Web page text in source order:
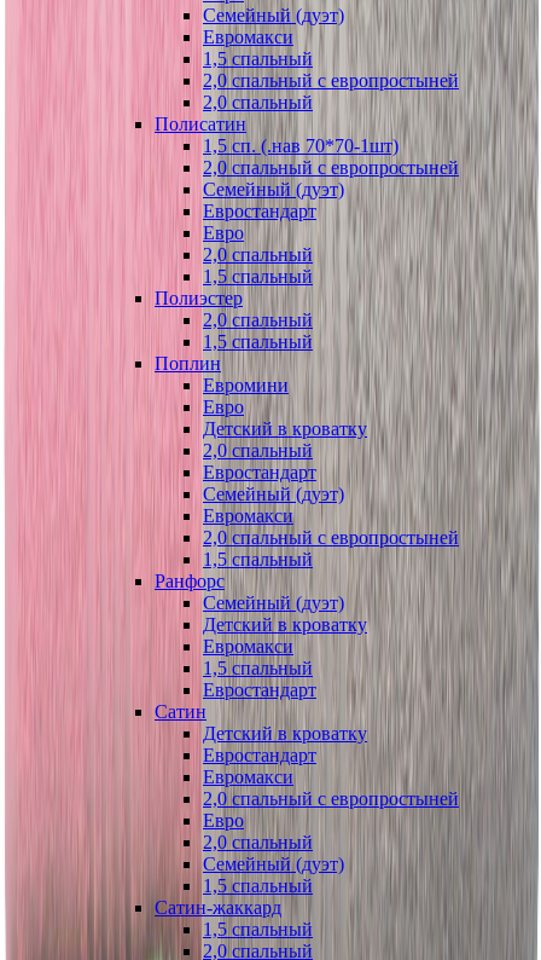
Семейный (дуэт)
Евромакси
1,5 спальный
2,0 спальный с европростыней
2,0 спальный
Полисатин
1,5 сп. (.нав 70*70-1шт)
2,0 спальный с европростыней
Семейный (дуэт)
Евростандарт
Евро
2,0 спальный
1,5 спальный
Полиэстер
2,0 спальный
1,5 спальный
Поплин
Евромини
Евро
Детский в кроватку
2,0 спальный
Евростандарт
Семейный (дуэт)
Евромакси
2,0 спальный с европростыней
1,5 спальный
Ранфорс
Семейный (дуэт)
Детский в кроватку
Евромакси
1,5 спальный
Евростандарт
Сатин
Детский в кроватку
Евростандарт
Евромакси
2,0 спальный с европростыней
Евро
2,0 спальный
Семейный (дуэт)
1,5 спальный
Сатин-жаккард
1,5 спальный
2,0 спальный